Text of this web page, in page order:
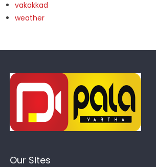
vakakkad
weather
Our Sites